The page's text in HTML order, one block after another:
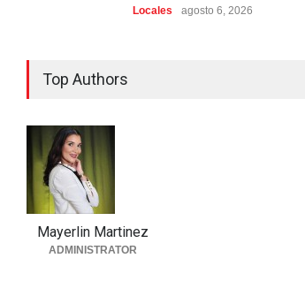
Locales agosto 6, 2026
Top Authors
Mayerlin Martinez
ADMINISTRATOR